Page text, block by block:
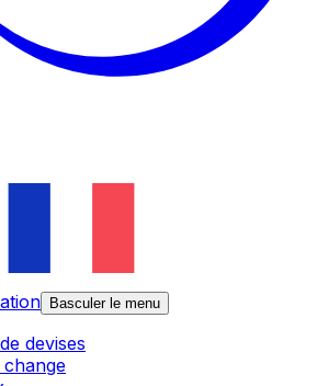
Basculer le menu
devises
change